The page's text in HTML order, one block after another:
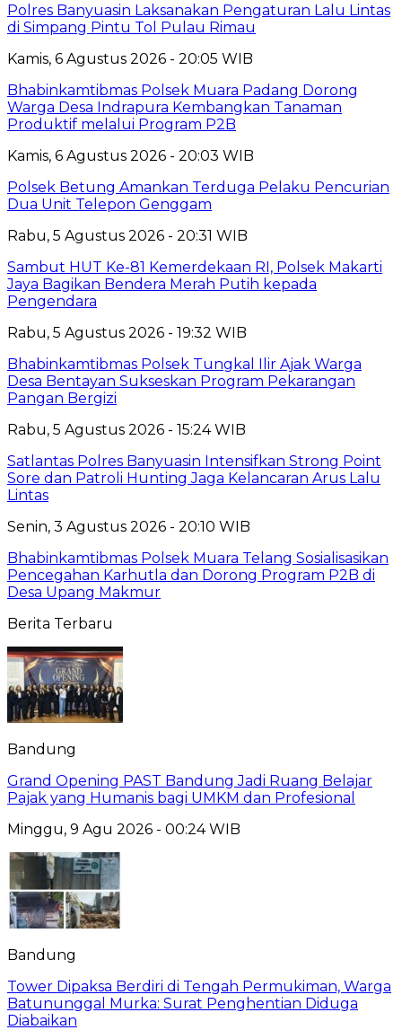
Polres Banyuasin Laksanakan Pengaturan Lalu Lintas
di Simpang Pintu Tol Pulau Rimau
Kamis, 6 Agustus 2026 - 20:05 WIB
Bhabinkamtibmas Polsek Muara Padang Dorong
Warga Desa Indrapura Kembangkan Tanaman
Produktif melalui Program P2B
Kamis, 6 Agustus 2026 - 20:03 WIB
Polsek Betung Amankan Terduga Pelaku Pencurian
Dua Unit Telepon Genggam
Rabu, 5 Agustus 2026 - 20:31 WIB
Sambut HUT Ke-81 Kemerdekaan RI, Polsek Makarti
Jaya Bagikan Bendera Merah Putih kepada
Pengendara
Rabu, 5 Agustus 2026 - 19:32 WIB
Bhabinkamtibmas Polsek Tungkal Ilir Ajak Warga
Desa Bentayan Sukseskan Program Pekarangan
Pangan Bergizi
Rabu, 5 Agustus 2026 - 15:24 WIB
Satlantas Polres Banyuasin Intensifkan Strong Point
Sore dan Patroli Hunting Jaga Kelancaran Arus Lalu
Lintas
Senin, 3 Agustus 2026 - 20:10 WIB
Bhabinkamtibmas Polsek Muara Telang Sosialisasikan
Pencegahan Karhutla dan Dorong Program P2B di
Desa Upang Makmur
Berita Terbaru
Bandung
Grand Opening PAST Bandung Jadi Ruang Belajar
Pajak yang Humanis bagi UMKM dan Profesional
Minggu, 9 Agu 2026 - 00:24 WIB
Bandung
Tower Dipaksa Berdiri di Tengah Permukiman, Warga
Batununggal Murka: Surat Penghentian Diduga
Diabaikan